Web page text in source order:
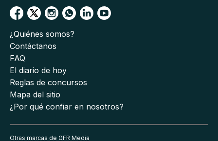
¿Quiénes somos?
Contáctanos
FAQ
El diario de hoy
Reglas de concursos
Mapa del sitio
¿Por qué confiar en nosotros?
Otras marcas de GFR Media